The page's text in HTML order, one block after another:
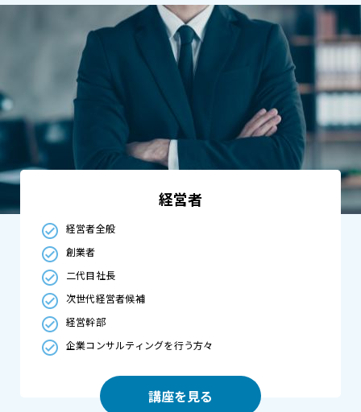
経営者
経営者全般
創業者
二代目社長
次世代経営者候補
経営幹部
企業コンサルティングを行う方々
講座を見る